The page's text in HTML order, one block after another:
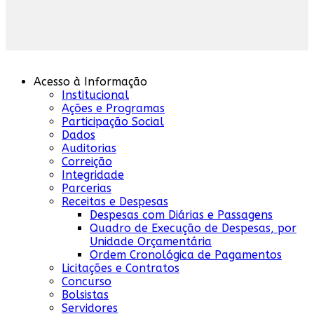
Acesso à Informação
Institucional
Ações e Programas
Participação Social
Dados
Auditorias
Correição
Integridade
Parcerias
Receitas e Despesas
Despesas com Diárias e Passagens
Quadro de Execução de Despesas, por
Unidade Orçamentária
Ordem Cronológica de Pagamentos
Licitações e Contratos
Concurso
Bolsistas
Servidores